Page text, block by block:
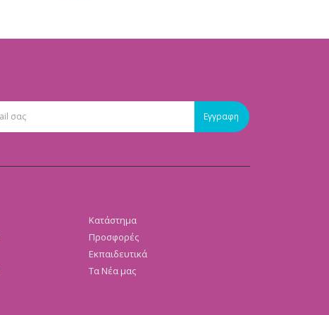
Κατάστημα
Προσφορές
Εκπαιδευτικά
Τα Νέα μας